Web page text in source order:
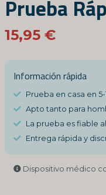
Prueba
15,95 €
Información rápida
Prueba en casa en
Apto tanto para
La prueba es fiable
Entrega rápida y
Dispositivo médico